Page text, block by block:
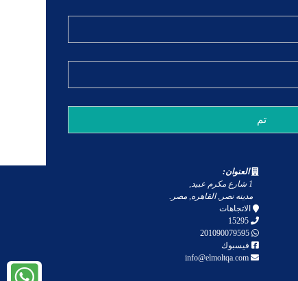
العنوان:
1 شارع مكرم عبيد
مدينه نصر ,القاهره ,مصر
الاتجاهات
15295
201090079595
فيسبوك
info@elmoltqa.com